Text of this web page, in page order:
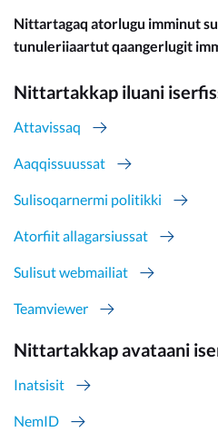
Nittartagaq atorlugu imminut
tunuleriiaartut qaangerlugit
Nittartakkap iluani
Attavissaq
Aaqqissuussat
Sulisoqarnermi politikki
Atorfiit allagarsiussat
Sulisut webmailiat
Teamviewer
Nittartakkap avataani
Inatsisit
NemID